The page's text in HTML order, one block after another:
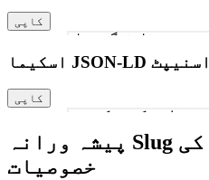
کاپی
اسکیما JSON-LD اسنیپٹ
کاپی
پیشہ ورانہ Slug پروسیسنگ کی
خصوصیات